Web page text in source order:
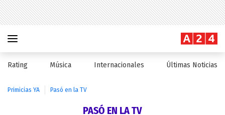
Rating Música Internacionales Últimas Noticias
Primicias YA Pasó en la TV
PASÓ EN LA TV